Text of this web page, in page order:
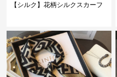
【シルク】花柄シルクスカーフ